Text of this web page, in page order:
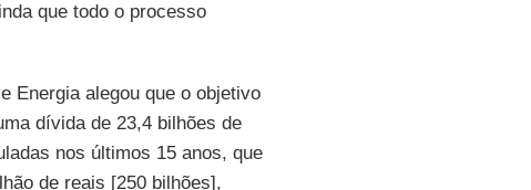
que todo o processo
Energia alegou que o objetivo
dívida de 23,4 bilhões de
nos últimos 15 anos, que
de reais [250 bilhões],